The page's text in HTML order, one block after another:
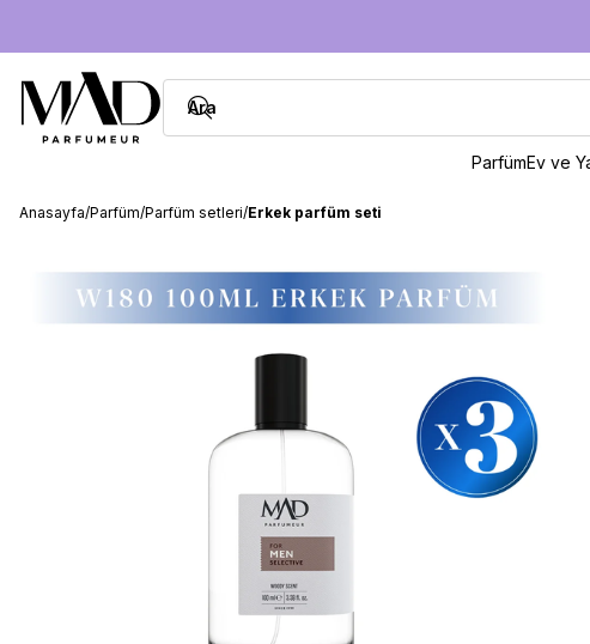
ParfümEv ve
Anasayfa/Parfüm/Parfüm setleri/Erkek parfüm seti